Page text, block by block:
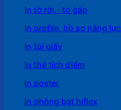
In tờ rời,- tờ gấp
In profile, hồ sơ năng lực
In túi giấy
In thẻ tích điểm
In poster
In phông bạt hiflex